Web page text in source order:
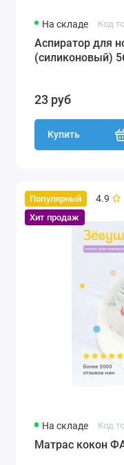
На складе Код
Аспиратор для
(силиконовый)
23 руб
Купить
Популярный
Хит продаж
4.9
На складе Код
Матрас кокон